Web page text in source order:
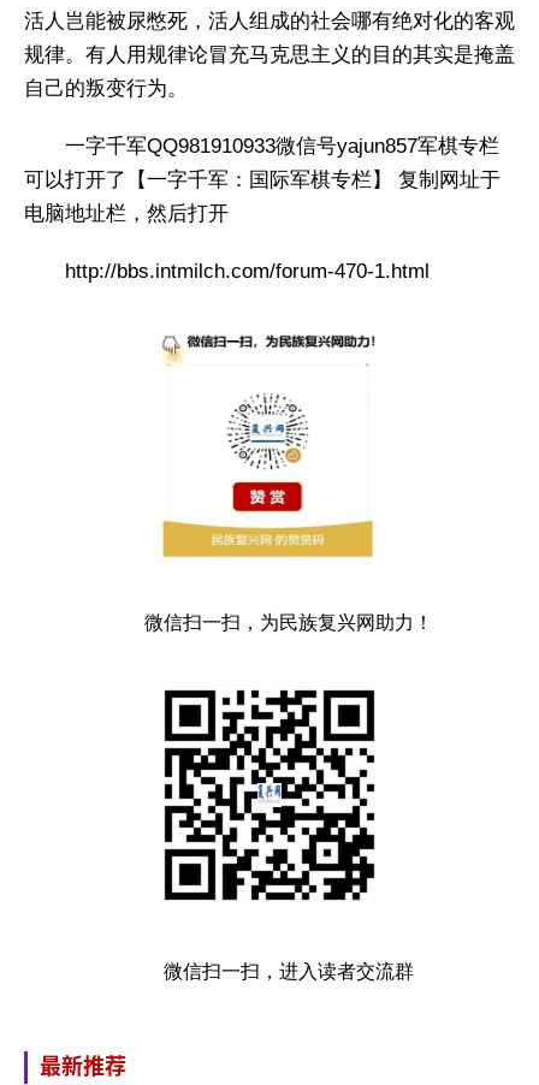
活人岂能被尿憋死，活人组成的社会哪有绝对化的客观
规律。有人用规律论冒充马克思主义的目的其实是掩盖
自己的叛变行为。
一字千军QQ981910933微信号yajun857军棋专栏
可以打开了【一字千军：国际军棋专栏】 复制网址于
电脑地址栏，然后打开
http://bbs.intmilch.com/forum-470-1.html
微信扫一扫，为民族复兴网助力！
微信扫一扫，进入读者交流群
最新推荐